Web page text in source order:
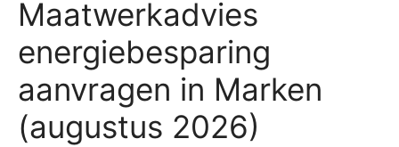
Maatwerkadvies
energiebesparing
aanvragen in Marken
(augustus 2026)